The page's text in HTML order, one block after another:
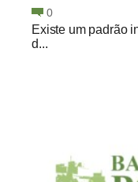
0
Existe um padrão
d...